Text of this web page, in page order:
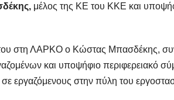
μέλος της ΚΕ του ΚΚΕ και
του στη ΛΑΡΚΟ ο Κώστας Μπασδέκης,
και υποψήφιο περιφερειακό
εργαζόμενους στην πύλη του